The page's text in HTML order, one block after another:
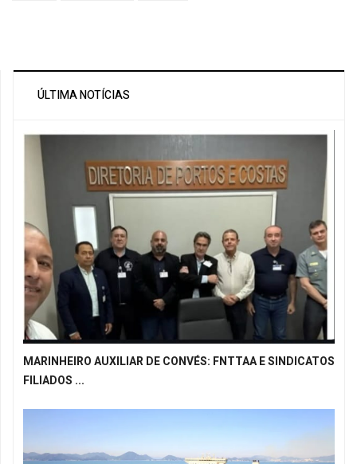
ÚLTIMA NOTÍCIAS
MARINHEIRO AUXILIAR DE CONVÉS: FNTTAA E SINDICATOS
FILIADOS ...